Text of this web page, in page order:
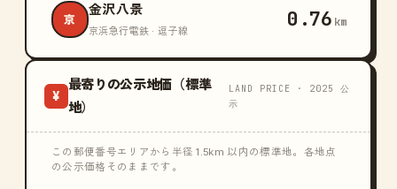
京
金沢八景
京浜急行電鉄 · 逗子線 0.76 km
¥
最寄りの公示地価（標準
地）
LAND PRICE · 2025 公
示
この郵便番号エリアから半径 1.5km 以内の標準地。各地点
の公示価格そのままです。